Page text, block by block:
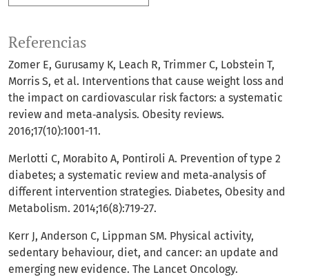
Referencias
Zomer E, Gurusamy K, Leach R, Trimmer C, Lobstein T,
Morris S, et al. Interventions that cause weight loss and
the impact on cardiovascular risk factors: a systematic
review and meta‐analysis. Obesity reviews.
2016;17(10):1001-11.
Merlotti C, Morabito A, Pontiroli A. Prevention of type 2
diabetes; a systematic review and meta‐analysis of
different intervention strategies. Diabetes, Obesity and
Metabolism. 2014;16(8):719-27.
Kerr J, Anderson C, Lippman SM. Physical activity,
sedentary behaviour, diet, and cancer: an update and
emerging new evidence. The Lancet Oncology.